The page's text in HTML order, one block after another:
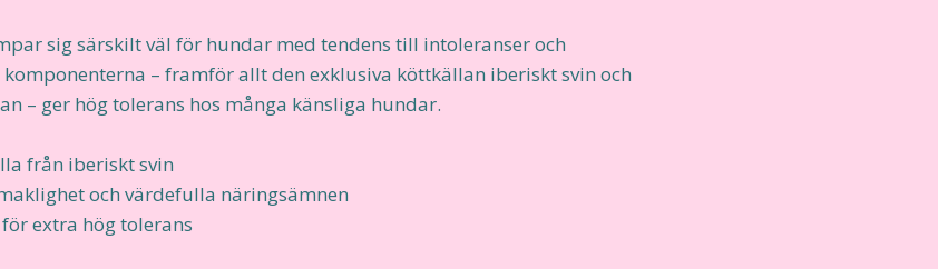
sig särskilt väl för hundar med tendens till intoleranser och
– framför allt den exklusiva köttkällan iberiskt svin och
– ger hög tolerans hos många känsliga hundar.
från iberiskt svin
och värdefulla näringsämnen
extra hög tolerans